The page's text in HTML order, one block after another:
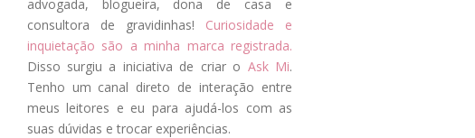
advogada, blogueira, dona de casa e
consultora de gravidinhas! Curiosidade e
inquietação são a minha marca registrada.
Disso surgiu a iniciativa de criar o Ask Mi.
Tenho um canal direto de interação entre
meus leitores e eu para ajudá-los com as
suas dúvidas e trocar experiências.